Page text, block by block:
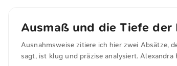
Ausmaß und die Tiefe der
Ausnahmsweise zitiere ich hier zwei Absätze,
sagt, ist klug und präzise analysiert. Alexandra